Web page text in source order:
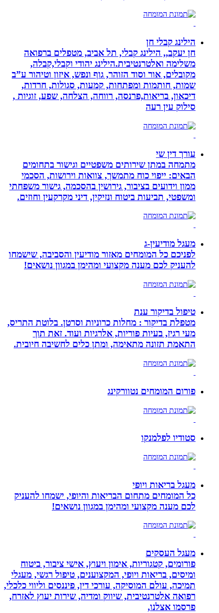
הילינג קבלי חן
חן יעקב,, הילינג קבלי, תל אביב, מטפלים ברפואה
משלימה ואלטרנטיבית.הילינג יהודי וקבלי,קבלה,
מקובלים, אור וסוד הזוהר, גוף ונפש, איזון וטיהור ע”ב
שמות, חותמות ומפתחות, קמעות, סגולות, חרדות,
דיכאון, בריאות,פרנסה, רווחה, הצלחה, שפע, זוגיות ,
סילוק עין רעה
עורך דין שי
מתמחה במתן שירותים משפטיים וגישור בתחומים
הבאים: ייפוי כוח מתמשך, צוואות וירושות, הסכמי
ממון וידועים בציבור, גירושין בהסכמה, גישור משפחתי
ומשפטי, תביעות ביטוח ונזיקין, דיני מקרקעין וחוזים.
מעגל מודיעין-ג
לפניכם כל המומחים מאזור מודיעין והסביבה, שישמחו
להעניק לכם מענה מקצועי ומהימן במגוון נושאים!
טיפול בדיקור ענת
מטפלת בדיקור : מחלות כרוניות וסרטן. בלוטת התריס,
מעי רגיז, בעיות פוריות, אלרגיות ועוד. זאת תוך
התאמת תזונה מתאימה, ומתן כלים לחשיבה חיובית.
פורום המומחים נטוורקינג
סטודיו לפלמנקו
מעגל בריאות ויופי
כל המומחים מתחום הבריאות והיופי, ישמחו להעניק
לכם מענה מקצועי ומהימן במגוון נושאים!
מעגל העסקים
פורומים, קטגוריות, אימון ויעוץ, אישי ציבור, ביטוח
ומיסים, בריאות ויופי, המקצוענים, טיפול רגשי, מעגלי
תמיכה, עולם המוסיקה, עורכי דין, פיננסים וליווי כלכלי,
רפואה אלטרנטיבית, שיווק ומדיה, שירות יעוץ לאזרח,
פרסמו אצלנו,